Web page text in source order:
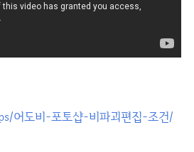
어도비-포토샵-비파괴편집-조건/